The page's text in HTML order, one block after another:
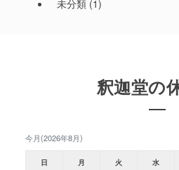
未分類 (1)
釈迦堂の
今月(2026年8月)
日 月 火 水